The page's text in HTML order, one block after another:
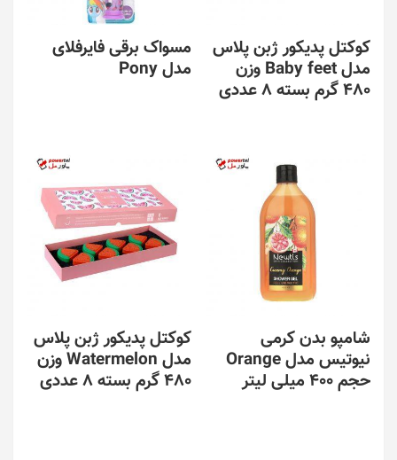
کوکتل پدیکور ژبن پلاس
مدل Baby feet وزن
480 گرم بسته 8 عددی
مسواک برقی فایرفلای
مدل Pony
شامپو بدن کرمی
نیوتیس مدل Orange
حجم 400 میلی لیتر
کوکتل پدیکور ژبن پلاس
مدل Watermelon وزن
480 گرم بسته 8 عددی